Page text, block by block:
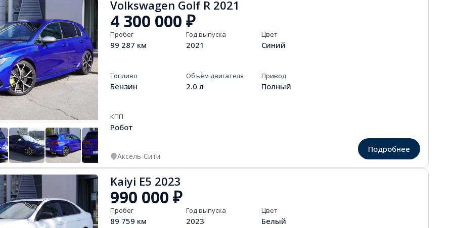
+13
Volkswagen Golf R 2021
4 300 000 ₽
Пробег
99 287 км
Год выпуска
2021
Цвет
Синий
Топливо
Бензин
Объём двигателя
2.0 л
Привод
Полный
КПП
Робот
Аксель-Сити
Подробнее
Kaiyi E5 2023
990 000 ₽
Пробег
89 759 км
Год выпуска
2023
Цвет
Белый